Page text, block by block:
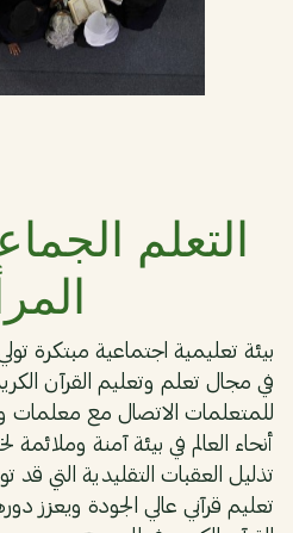
التعلم
بيئة تعليمية اجتماعية مبتكرة
في مجال تعلم وتعليم القرآن
للمتعلمات الاتصال مع
أنحاء العالم في بيئة آمنة
تذليل العقبات التقليدية التي قد
تعليم قرآني عالي الجودة ويعزز